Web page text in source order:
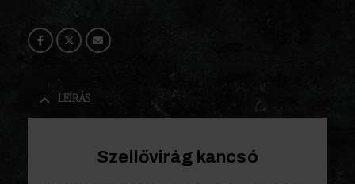
LEÍRÁS
Szellővirág kancsó